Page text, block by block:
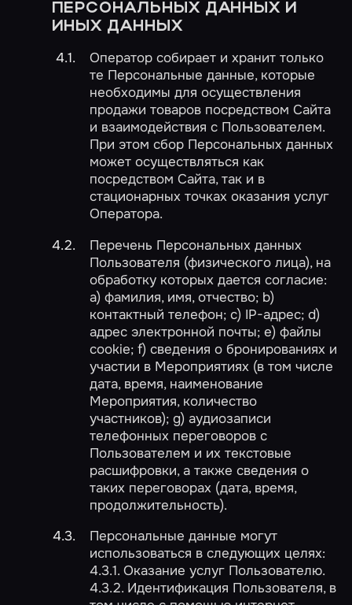
ПЕРСОНАЛЬНЫХ ДАННЫХ И
ИНЫХ ДАННЫХ
Оператор собирает и хранит только
те Персональные данные, которые
необходимы для осуществления
продажи товаров посредством Сайта
и взаимодействия с Пользователем.
При этом сбор Персональных данных
может осуществляться как
посредством Сайта, так и в
стационарных точках оказания услуг
Оператора.
Перечень Персональных данных
Пользователя (физического лица), на
обработку которых дается согласие:
a) фамилия, имя, отчество; b)
контактный телефон; c) IP-адрес; d)
адрес электронной почты; e) файлы
cookie; f) сведения о бронированиях и
участии в Мероприятиях (в том числе
дата, время, наименование
Мероприятия, количество
участников); g) аудиозаписи
телефонных переговоров с
Пользователем и их текстовые
расшифровки, а также сведения о
таких переговорах (дата, время,
продолжительность).
Персональные данные могут
использоваться в следующих целях:
4.3.1. Оказание услуг Пользователю.
4.3.2. Идентификация Пользователя, в